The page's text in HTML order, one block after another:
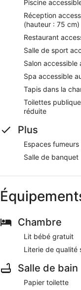
Piscine
Réception
(hauteur : 75 cm)
Restaurant
Salle de sport
Salon accessible
Spa accessible
Tapis dans la
Toilettes
réduite
Plus
Espaces
Salle de banquet
Chambre
Lit bébé gratuit
Literie de qualité
Salle de bain
Papier toilette